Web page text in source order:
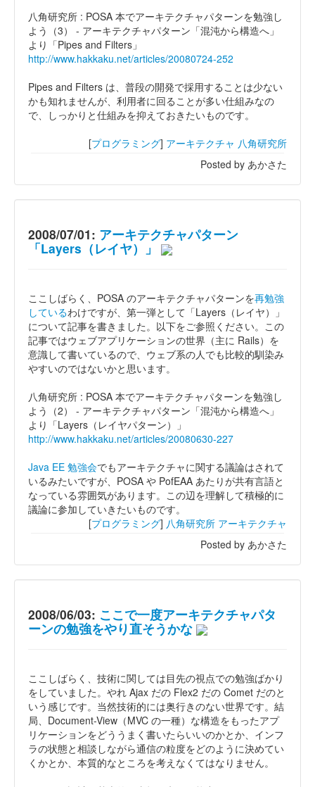
八角研究所 : POSA 本でアーキテクチャパターンを勉強し
よう（3） - アーキテクチャパターン「混沌から構造へ」
より「Pipes and Filters」
http://www.hakkaku.net/articles/20080724-252
Pipes and Filters は、普段の開発で採用することは少ない
かも知れませんが、利用者に回ることが多い仕組みなの
で、しっかりと仕組みを抑えておきたいものです。
[プログラミング] アーキテクチャ 八角研究所
Posted by あかさた
2008/07/01: アーキテクチャパターン
「Layers（レイヤ）」
ここしばらく、POSA のアーキテクチャパターンを再勉強
しているわけですが、第一弾として「Layers（レイヤ）」
について記事を書きました。以下をご参照ください。この
記事ではウェブアプリケーションの世界（主に Rails）を
意識して書いているので、ウェブ系の人でも比較的馴染み
やすいのではないかと思います。
八角研究所 : POSA 本でアーキテクチャパターンを勉強し
よう（2） - アーキテクチャパターン「混沌から構造へ」
より「Layers（レイヤパターン）」
http://www.hakkaku.net/articles/20080630-227
Java EE 勉強会でもアーキテクチャに関する議論はされて
いるみたいですが、POSA や PofEAA あたりが共有言語と
なっている雰囲気があります。この辺を理解して積極的に
議論に参加していきたいものです。
[プログラミング] 八角研究所 アーキテクチャ
Posted by あかさた
2008/06/03: ここで一度アーキテクチャパタ
ーンの勉強をやり直そうかな
ここしばらく、技術に関しては目先の視点での勉強ばかり
をしていました。やれ Ajax だの Flex2 だの Comet だのと
いう感じです。当然技術的には奥行きのない世界です。結
局、Document-View（MVC の一種）な構造をもったアプ
リケーションをどううまく書いたらいいのかとか、インフ
ラの状態と相談しながら通信の粒度をどのように決めてい
くかとか、本質的なところを考えなくてはなりません。